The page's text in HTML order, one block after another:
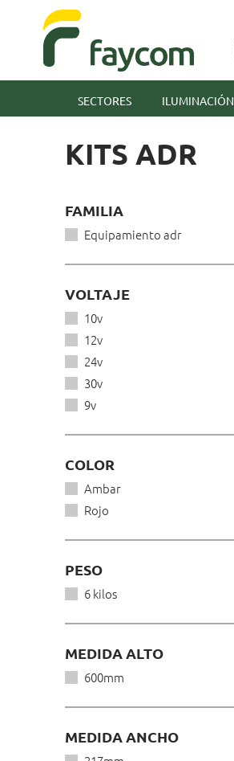
SECTORES ILUMINACIÓN
KITS ADR
FAMILIA
Equipamiento adr
VOLTAJE
10v
12v
24v
30v
9v
COLOR
Ambar
Rojo
PESO
6 kilos
MEDIDA ALTO
600mm
MEDIDA ANCHO